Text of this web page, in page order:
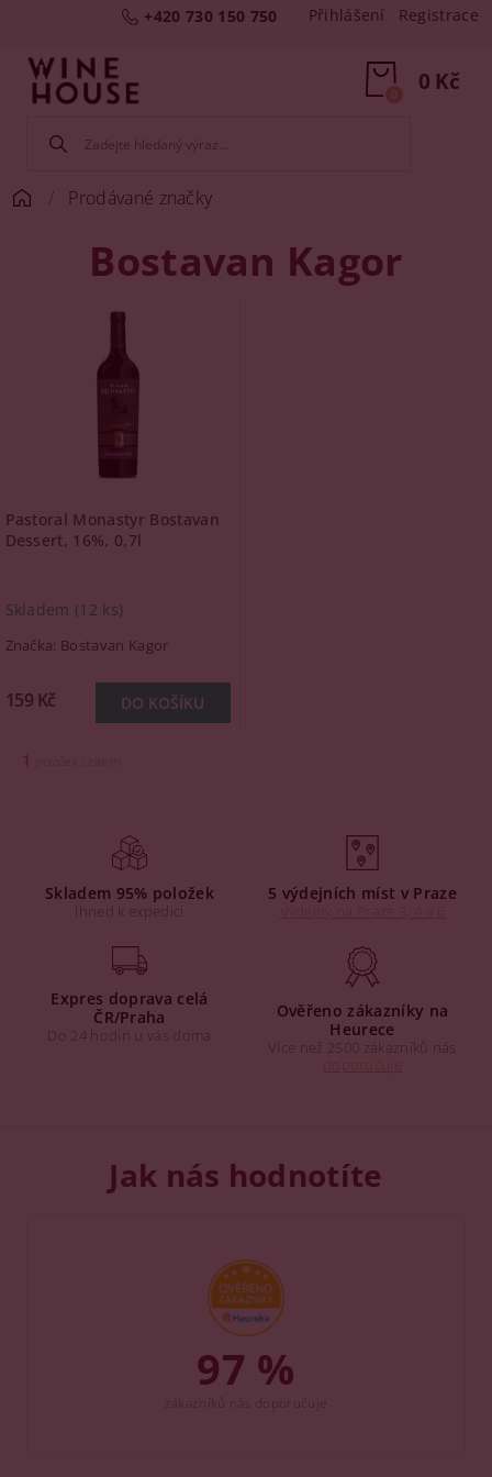
+420 730 150 750 Přihlášení Registrace
0 Kč
0
Prodávané značky
Bostavan Kagor
Pastoral Monastyr Bostavan
Dessert, 16%, 0,7l
Skladem (12 ks)
Značka: Bostavan Kagor
159 Kč
1
Skladem 95% položek
Ihned k expedici
5 výdejních míst v Praze
Expres doprava celá
ČR/Praha
Do 24 hodin u vás doma
Ověřeno zákazníky na
Heurece
Více než 2500 zákazníků nás
Jak nás hodnotíte
97 %